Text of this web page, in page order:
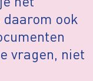
ook
vragen, niet